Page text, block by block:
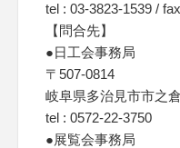
tel : 03-3823-1539 /
【問合先】
●日工会事務局
〒507-0814
岐阜県多治見市市之
tel : 0572-22-3750
●展覧会事務局